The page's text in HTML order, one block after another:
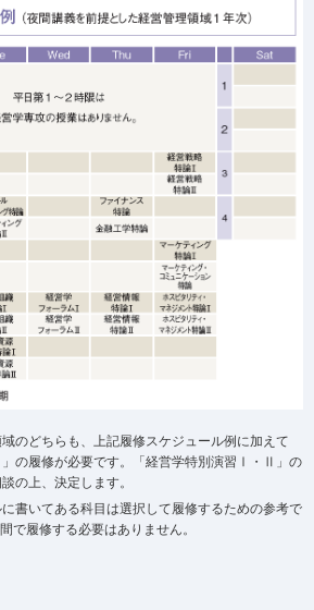
のどちらも、上記履修スケジュール例に加えて
の履修が必要です。「経営学特別演習Ⅰ・Ⅱ」の
の上、決定します。
書いてある科目は選択して履修するための参考で
で履修する必要はありません。